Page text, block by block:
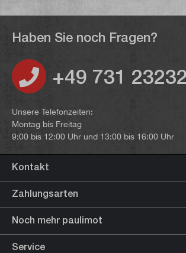
Haben Sie noch Fragen?
+49 731 23232
Unsere Telefonzeiten:
Montag bis Freitag
9:00 bis 12:00 Uhr und 13:00 bis 16:00 Uhr
Kontakt
Zahlungsarten
Noch mehr paulimot
Service